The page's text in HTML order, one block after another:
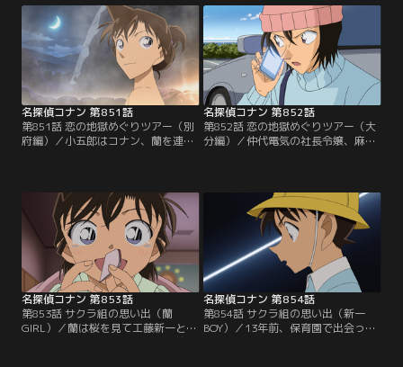
＆警視庁セレクション」にて3/14～
8/31まで配信中です。ご加入の方は
見放題ページよりご視聴ください。
／第849話 婚姻届のパスワード（前
編）／由美は将棋の王将戦のニュー
スを見て…。
＆警視庁セレクション」にて3/14～
8/31まで配信中です。ご加入の方は
見放題ページよりご視聴ください。
／第850話 婚姻届のパスワード（後
編）／管理人の八塚は封筒に入った
婚姻届を…。
名探偵コナン 第851話
第851話 恋の地獄めぐりツアー（別
府編）／小五郎はコナン、蘭を連れ
麻奈美を見つけ出す事。麻奈美は別
府にいる元恋人の早見裕之に会いに
来ている可能性が高かった。同じ
頃、佐藤刑事たちは大分で拳銃強盗
の犯人を追っていた…。
名探偵コナン 第852話
第852話 恋の地獄めぐりツアー（大
分編）／仲代電気の社長令嬢、麻奈
銃強盗犯として荻久保を追ってい
た。荻久保は共犯の裕之と落ち合
い、身代金を山分けするという。佐
藤たちは裕之と落ち合う前に荻久保
を逮捕するが、バッグの1億円はい
つの間にか消えていた。
名探偵コナン 第853話
第853話 サクラ組の思い出（蘭
GIRL）／蘭は桜を見て工藤新一と出
会った時の事を思い出す。13年前、
名探偵コナン 第854話
第854話 サクラ組の思い出（新一
BOY）／13年前、保育園で出会った